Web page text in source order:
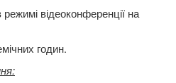
відеоконференції на
годин.